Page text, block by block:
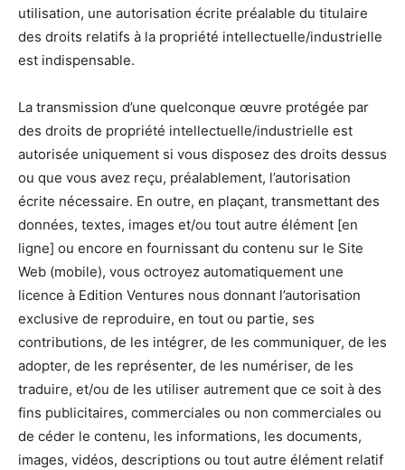
utilisation, une autorisation écrite préalable du titulaire
des droits relatifs à la propriété intellectuelle/industrielle
est indispensable.
La transmission d’une quelconque œuvre protégée par
des droits de propriété intellectuelle/industrielle est
autorisée uniquement si vous disposez des droits dessus
ou que vous avez reçu, préalablement, l’autorisation
écrite nécessaire. En outre, en plaçant, transmettant des
données, textes, images et/ou tout autre élément [en
ligne] ou encore en fournissant du contenu sur le Site
Web (mobile), vous octroyez automatiquement une
licence à Edition Ventures nous donnant l’autorisation
exclusive de reproduire, en tout ou partie, ses
contributions, de les intégrer, de les communiquer, de les
adopter, de les représenter, de les numériser, de les
traduire, et/ou de les utiliser autrement que ce soit à des
fins publicitaires, commerciales ou non commerciales ou
de céder le contenu, les informations, les documents,
images, vidéos, descriptions ou tout autre élément relatif